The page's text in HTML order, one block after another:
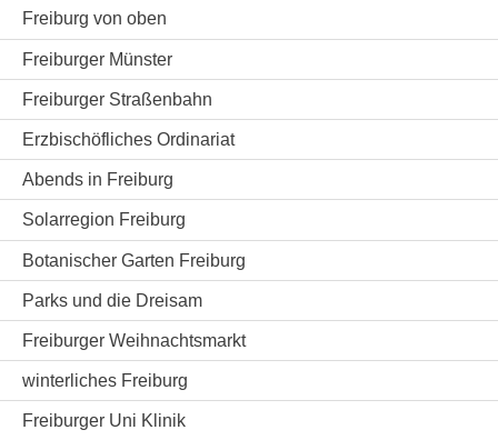
Freiburg von oben
Freiburger Münster
Freiburger Straßenbahn
Erzbischöfliches Ordinariat
Abends in Freiburg
Solarregion Freiburg
Botanischer Garten Freiburg
Parks und die Dreisam
Freiburger Weihnachtsmarkt
winterliches Freiburg
Freiburger Uni Klinik